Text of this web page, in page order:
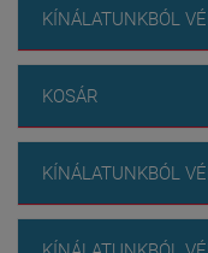
KÍNÁLATUNKBÓL
KOSÁR
KÍNÁLATUNKBÓL